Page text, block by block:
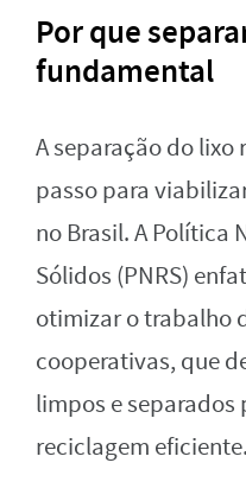
Por que
fundamental
A separação do
passo para
no Brasil. A Política
Sólidos (PNRS)
otimizar o trabalho
cooperativas, que
limpos e separados
reciclagem eficiente.